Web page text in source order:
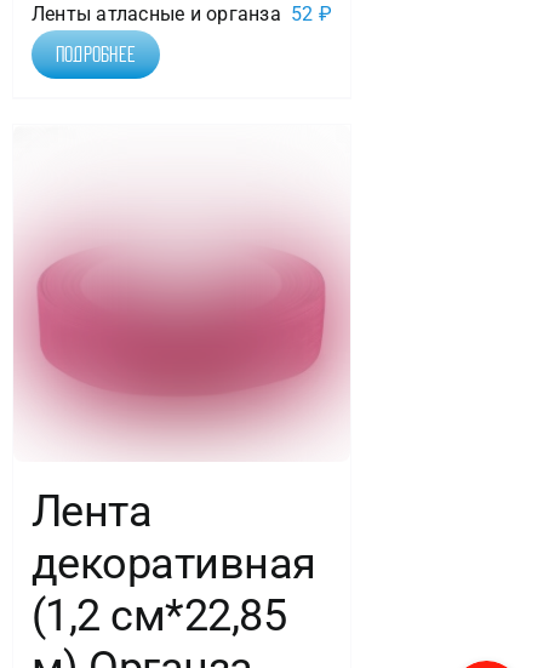
Ленты атласные и органза 52 ₽
Подробнее
Лента
декоративная
(1,2 см*22,85